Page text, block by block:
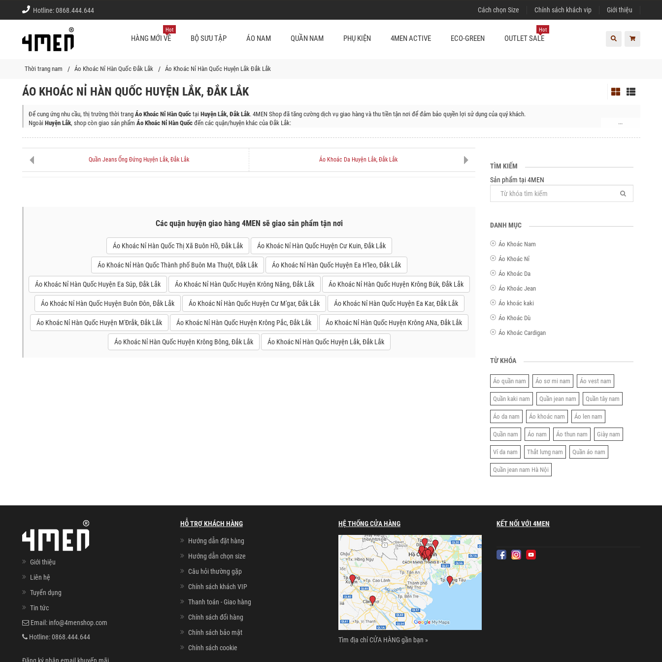
Hotline:0868.444.644 Cách chọn Size Chính sách khách vip Giới thiệu
HÀNG MỚI VỀ
Hot
BỘ SƯU TẬP ÁO NAM QUẦN NAM PHỤ KIỆN 4MEN ACTIVE ECO-GREEN OUTLET SALE
Hot
Thời trang nam Áo Khoác Nỉ Hàn Quốc Đắk Lắk Áo Khoác Nỉ Hàn Quốc Huyện Lắk Đắk Lắk
ÁO KHOÁC NỈ HÀN QUỐC HUYỆN LẮK, ĐẮK LẮK
Để cung ứng nhu cầu, thị trường thời trang Áo Khoác Nỉ Hàn Quốctại Huyện Lắk, Đắk Lắk. 4MEN Shop đã tăng cường dịch vụ giao hàng và thu tiền tận nơi để đảm bảo quyền lợi sử dụng của quý khách.
Ngoài Huyện Lắk, shop còn giao sản phẩm Áo Khoác Nỉ Hàn Quốcđến các quận/huyện khác của Đắk Lắk:
...
Quần Jeans Ống Đứng Huyện Lắk, Đắk Lắk Áo Khoác Da Huyện Lắk, Đắk Lắk
Các quận huyện giao hàng 4MEN sẽ giao sản phẩm tận nơi
Áo Khoác Nỉ Hàn Quốc Thị Xã Buôn Hồ, Đắk Lắk Áo Khoác Nỉ Hàn Quốc Huyện Cư Kuin, Đắk Lắk
Áo Khoác Nỉ Hàn Quốc Thành phố Buôn Ma Thuột, Đắk Lắk Áo Khoác Nỉ Hàn Quốc Huyện Ea H'leo, Đắk Lắk
Áo Khoác Nỉ Hàn Quốc Huyện Ea Súp, Đắk Lắk Áo Khoác Nỉ Hàn Quốc Huyện Krông Năng, Đắk Lắk Áo Khoác Nỉ Hàn Quốc Huyện Krông Búk, Đắk Lắk
Áo Khoác Nỉ Hàn Quốc Huyện Buôn Đôn, Đắk Lắk Áo Khoác Nỉ Hàn Quốc Huyện Cư M'gar, Đắk Lắk Áo Khoác Nỉ Hàn Quốc Huyện Ea Kar, Đắk Lắk
Áo Khoác Nỉ Hàn Quốc Huyện M'Đrắk, Đắk Lắk Áo Khoác Nỉ Hàn Quốc Huyện Krông Pắc, Đắk Lắk Áo Khoác Nỉ Hàn Quốc Huyện Krông ANa, Đắk Lắk
Áo Khoác Nỉ Hàn Quốc Huyện Krông Bông, Đắk Lắk Áo Khoác Nỉ Hàn Quốc Huyện Lắk, Đắk Lắk
TÌM KIẾM
Sản phẩm tại 4MEN
DANH MỤC
Áo Khoác Nam
Áo Khoác Nỉ
Áo Khoác Da
Áo Khoác Jean
Áo khoác kaki
Áo Khoác Dù
Áo Khoác Cardigan
TỪ KHÓA
Áo quần nam Áo sơ mi nam Áo vest nam
Quần kaki nam Quần jean nam Quần tây nam
Áo da nam Áo khoác nam Áo len nam
Quần nam Áo nam Áo thun nam Giày nam
Ví da nam Thắt lưng nam Quần áo nam
Quần jean nam Hà Nội
Giới thiệu
Liên hệ
Tuyển dụng
Tin tức
Email: info@4menshop.com
Hotline:0868.444.644
HỖ TRỢ KHÁCH HÀNG
Hướng dẫn đặt hàng
Hướng dẫn chọn size
Câu hỏi thường gặp
Chính sách khách VIP
Thanh toán - Giao hàng
Chính sách đổi hàng
Chính sách bảo mật
Chính sách cookie
HỆ THỐNG CỬA HÀNG
Tìm địa chỉ CỬA HÀNG gần bạn »
KẾT NỐI VỚI 4MEN